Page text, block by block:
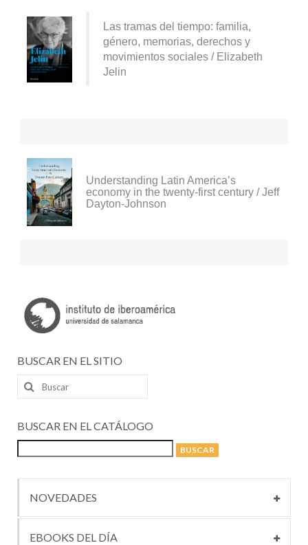
Las tramas del tiempo: familia,
género, memorias, derechos y
movimientos sociales / Elizabeth
Jelin
Understanding Latin America’s
economy in the twenty-first century / Jeff
Dayton-Johnson
BUSCAR EN EL SITIO
Buscar
por:
BUSCAR EN EL CATÁLOGO
NOVEDADES
EBOOKS DEL DÍA